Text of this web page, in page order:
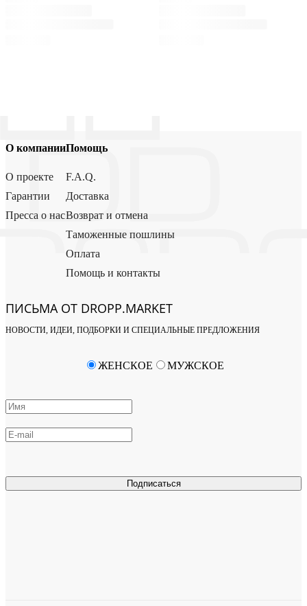
О компании
О проекте
Гарантии
Пресса о нас
Помощь
F.A.Q.
Доставка
Возврат и отмена
Таможенные пошлины
Оплата
Помощь и контакты
ПИСЬМА ОТ DROPP.MARKET
НОВОСТИ, ИДЕИ, ПОДБОРКИ И СПЕЦИАЛЬНЫЕ ПРЕДЛОЖЕНИЯ
Подписаться
ЖЕНСКОЕ МУЖСКОЕ